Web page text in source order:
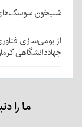
شبیخون سوسک‌های
از بومی‌سازی
جهاددانشگاهی
ما را